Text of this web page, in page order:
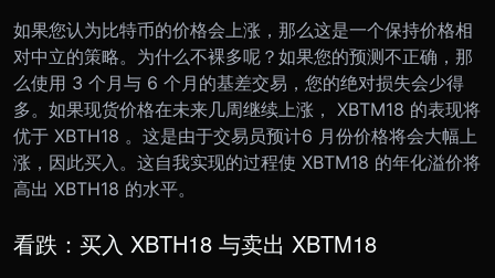
如果您认为比特币的价格会上涨，那么这是一个保持价格相
对中立的策略。为什么不裸多呢？如果您的预测不正确，那
么使用 3 个月与 6 个月的基差交易，您的绝对损失会少得
多。 如果现货价格在未来几周继续上涨， XBTM18 的表现将
优于 XBTH18 。这是由于交易员预计6 月份价格将会大幅上
涨，因此买入。这自我实现的过程使 XBTM18 的年化溢价将
高出 XBTH18 的水平。
看跌：买入 XBTH18 与卖出 XBTM18